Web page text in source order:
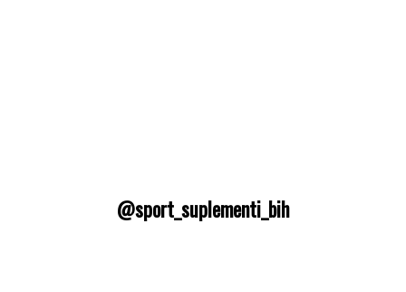
@sport_suplementi_bih